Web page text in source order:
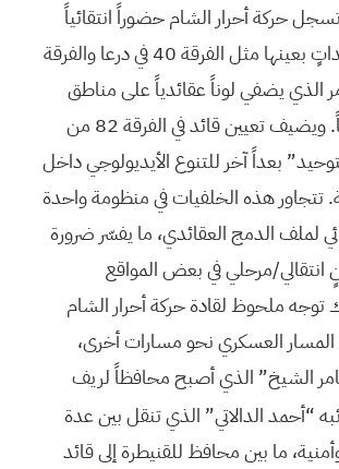
حركة أحرار الشام حضوراً انتقائياً
لكنه مؤثر في وحداتٍ بعينها مثل الفرقة 40 في درعا والفرقة
الذي يضفي لوناً عقائدياً على مناطق
متباعدة جغرافيّاً. ويضيف تعيين قائد في الفرقة 82 من
بعداً آخر للتنوع الأيديولوجي داخل
تتجاور هذه الخلفيات في منظومة واحدة
لملف الدمج العقائدي، ما يفسّر ضرورة
انتقالي/مرحلي في بعض المواقع
توجه ملحوظ لقادة حركة أحرار الشام
العسكري نحو مسارات أخرى،
الشيخ” الذي أصبح محافظاً لريف
“أحمد الدالاتي” الذي تنقل بين عدة
ما بين محافظ للقنيطرة إلى قائد